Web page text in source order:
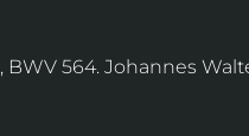
564. Johannes